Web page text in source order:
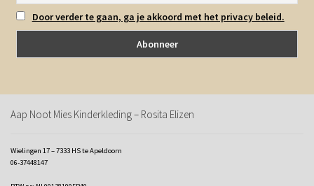
Door verder te gaan, ga je akkoord met het privacy beleid.
Aap Noot Mies Kinderkleding – Rosita Elizen
Wielingen 17 – 7333 HS te Apeldoorn
06-37448147